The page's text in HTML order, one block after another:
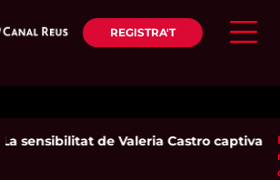
REGISTRA'T
La sensibilitat de Valeria Castro captiva